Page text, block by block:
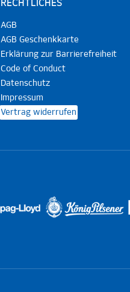
RECHTLICHES
AGB
AGB Geschenkkarte
Erklärung zur Barrierefreiheit
Code of Conduct
Datenschutz
Impressum
Vertrag widerrufen